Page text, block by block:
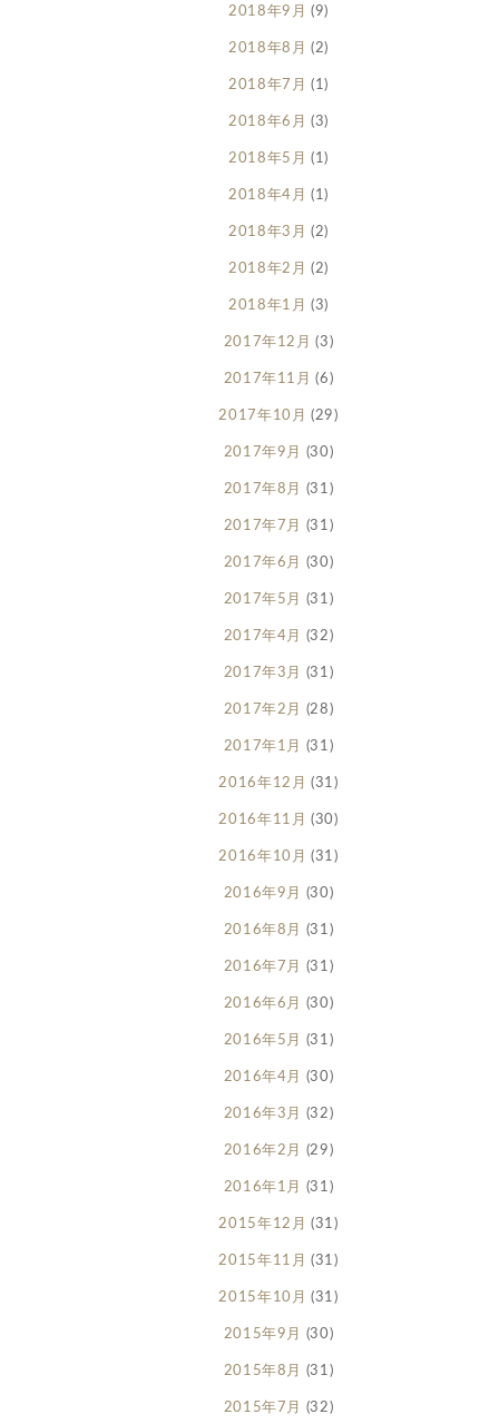
2018年9月 (9)
2018年8月 (2)
2018年7月 (1)
2018年6月 (3)
2018年5月 (1)
2018年4月 (1)
2018年3月 (2)
2018年2月 (2)
2018年1月 (3)
2017年12月 (3)
2017年11月 (6)
2017年10月 (29)
2017年9月 (30)
2017年8月 (31)
2017年7月 (31)
2017年6月 (30)
2017年5月 (31)
2017年4月 (32)
2017年3月 (31)
2017年2月 (28)
2017年1月 (31)
2016年12月 (31)
2016年11月 (30)
2016年10月 (31)
2016年9月 (30)
2016年8月 (31)
2016年7月 (31)
2016年6月 (30)
2016年5月 (31)
2016年4月 (30)
2016年3月 (32)
2016年2月 (29)
2016年1月 (31)
2015年12月 (31)
2015年11月 (31)
2015年10月 (31)
2015年9月 (30)
2015年8月 (31)
2015年7月 (32)